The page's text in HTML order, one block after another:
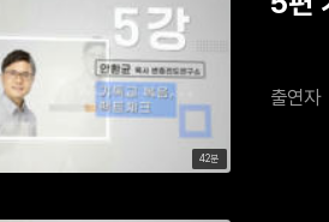
42분
출연자